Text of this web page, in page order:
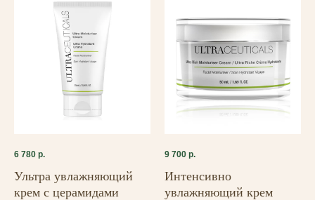
6 780 р.
Ультра увлажняющий
крем с церамидами
9 700 р.
Интенсивно
увлажняющий крем